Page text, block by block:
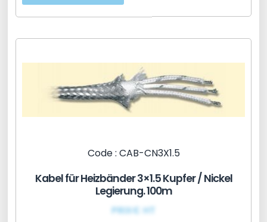
Code : CAB-CN3X1.5
Kabel für Heizbänder 3×1.5 Kupfer / Nickel
Legierung. 100m
PRIX€ HT